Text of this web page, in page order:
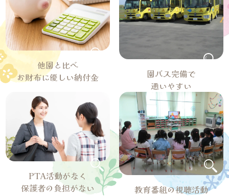
他園と比べ
お財布に優しい納付金
園バス完備で
通いやすい
PTA活動がなく
保護者の負担がない
教育番組の視聴活動